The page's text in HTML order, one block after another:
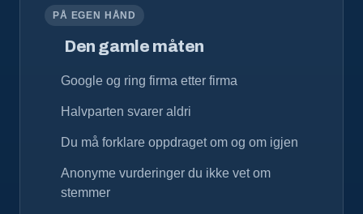
PÅ EGEN HÅND
Den gamle måten
Google og ring firma etter firma
Halvparten svarer aldri
Du må forklare oppdraget om og om igjen
Anonyme vurderinger du ikke vet om
stemmer